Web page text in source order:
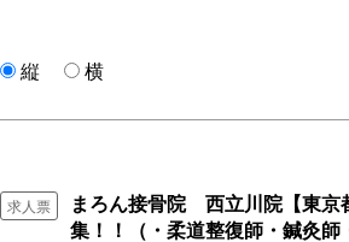
縦 横
求人票
まろん接骨院 西立川院【東京
集！！（・柔道整復師・鍼灸師